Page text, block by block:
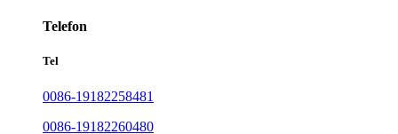
Telefon
Tel
0086-19182258481
0086-19182260480